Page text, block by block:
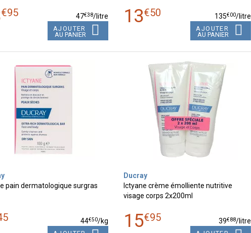
€95 47€38/litre
AJOUTER
AU PANIER
13€50 135€00/litre
AJOUTER
AU PANIER
pain dermatologique surgras
44€50/kg
Ducray
Ictyane crème émolliente nutritive
visage corps 2x200ml
15€95 39€88/litre